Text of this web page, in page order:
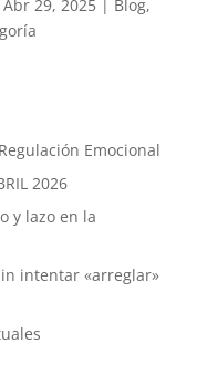
Abr 29, 2025| Blog,
Emocional
2026
y lazo en la
intentar «arreglar»